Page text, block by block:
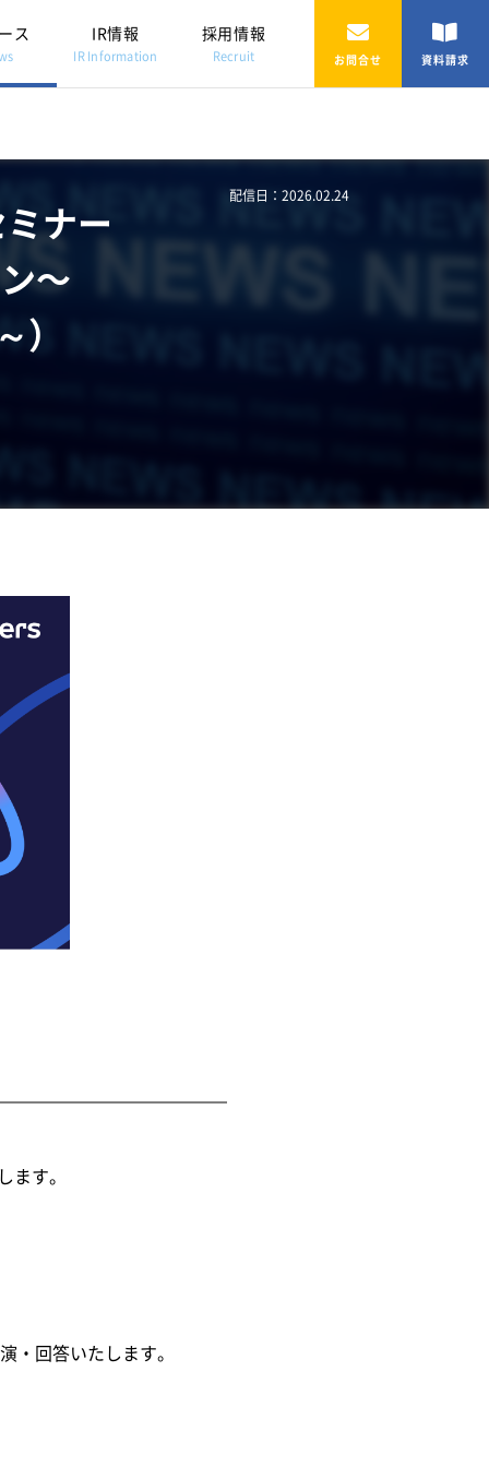
ス IR情報
IR Information
採用情報
Recruit お問合せ 資料請求
配信日：2026.02.24
ナー
〜
）
ます。
・回答いたします。